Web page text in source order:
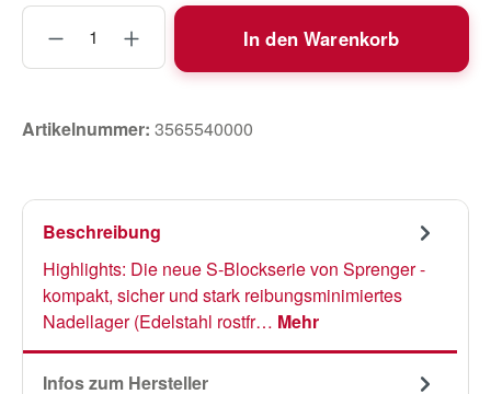
Produkt Anzahl: Gib den gewünschten
In den Warenkorb
Artikelnummer: 3565540000
Beschreibung
Highlights: Die neue S-Blockserie von Sprenger -
kompakt, sicher und stark reibungsminimiertes
Nadellager (Edelstahl rostfr… Mehr
Infos zum Hersteller